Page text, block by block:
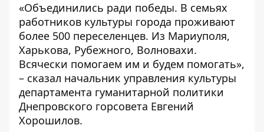
«Объединились ради победы. В семьях
работников культуры города проживают
более 500 переселенцев. Из Мариуполя,
Харькова, Рубежного, Волновахи.
Всячески помогаем им и будем помогать»,
– сказал начальник управления культуры
департамента гуманитарной политики
Днепровского горсовета Евгений
Хорошилов.